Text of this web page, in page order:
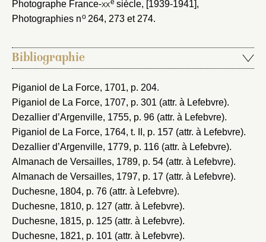
Photographe France-xxe siècle, [1939-1941],
Photographies no264, 273 et 274.
Bibliographie
Piganiol de La Force, 1701, p. 204.
Piganiol de La Force, 1707, p. 301 (attr. à Lefebvre).
Dezallier d’Argenville, 1755, p. 96 (attr. à Lefebvre).
Piganiol de La Force, 1764, t. II, p. 157 (attr. à Lefebvre).
Dezallier d’Argenville, 1779, p. 116 (attr. à Lefebvre).
Almanach de Versailles, 1789, p. 54 (attr. à Lefebvre).
Almanach de Versailles, 1797, p. 17 (attr. à Lefebvre).
Duchesne, 1804, p. 76 (attr. à Lefebvre).
Duchesne, 1810, p. 127 (attr. à Lefebvre).
Duchesne, 1815, p. 125 (attr. à Lefebvre).
Duchesne, 1821, p. 101 (attr. à Lefebvre).